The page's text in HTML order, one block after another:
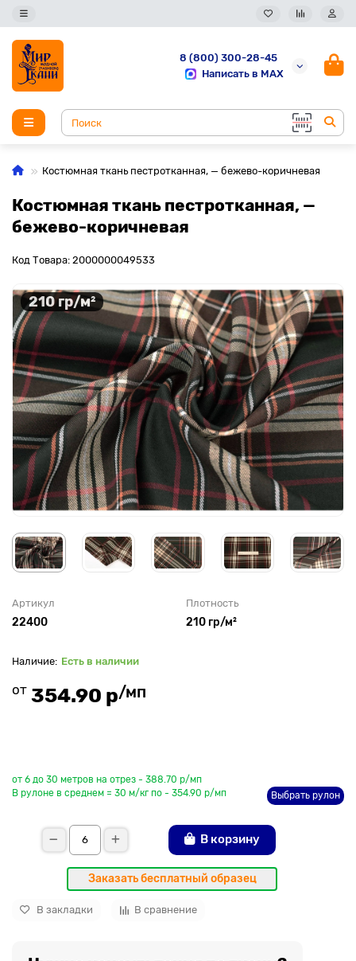
8 (800) 300-28-45
Написать в MAX
Костюмная ткань пестротканная, — бежево-коричневая
Костюмная ткань пестротканная, —
бежево-коричневая
Код Товара: 2000000049533
210 гр/м²
Артикул
22400
Плотность
210 гр/м²
Есть в наличии
от 354.90 р/мп
от 6 до 30 метров на отрез - 388.70 р/мп
В рулоне в среднем = 30 м/кг по - 354.90 р/мп
Выбрать рулон
В корзину
Заказать бесплатный образец
В закладки В сравнение